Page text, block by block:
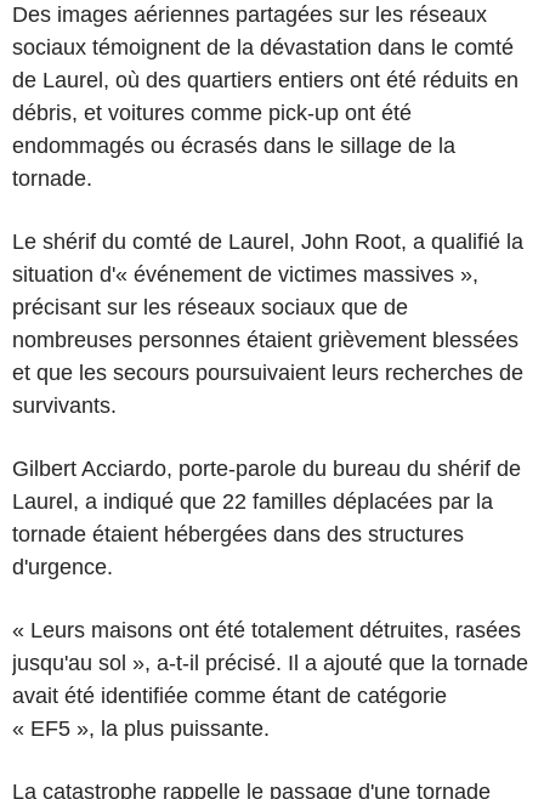
Des images aériennes partagées sur les réseaux
sociaux témoignent de la dévastation dans le comté
de Laurel, où des quartiers entiers ont été réduits en
débris, et voitures comme pick-up ont été
endommagés ou écrasés dans le sillage de la
tornade.
Le shérif du comté de Laurel, John Root, a qualifié la
situation d'« événement de victimes massives »,
précisant sur les réseaux sociaux que de
nombreuses personnes étaient grièvement blessées
et que les secours poursuivaient leurs recherches de
survivants.
Gilbert Acciardo, porte-parole du bureau du shérif de
Laurel, a indiqué que 22 familles déplacées par la
tornade étaient hébergées dans des structures
d'urgence.
« Leurs maisons ont été totalement détruites, rasées
jusqu'au sol », a-t-il précisé. Il a ajouté que la tornade
avait été identifiée comme étant de catégorie
« EF5 », la plus puissante.
La catastrophe rappelle le passage d'une tornade